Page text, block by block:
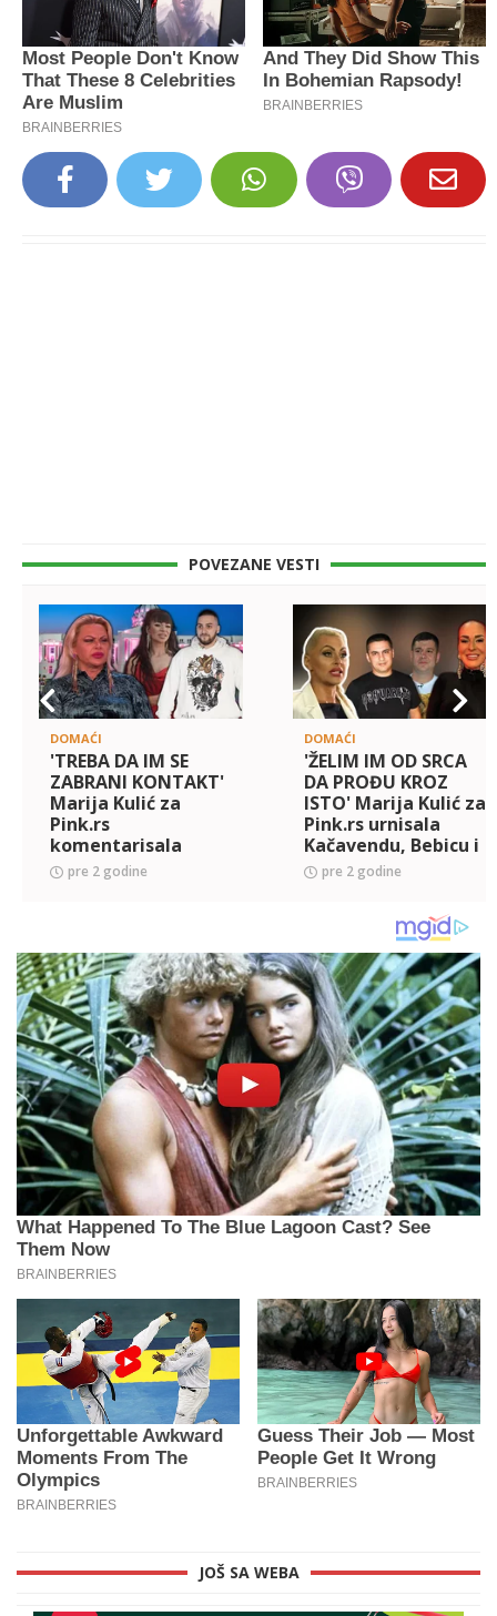
POVEZANE VESTI
DOMAĆI
'TREBA DA IM SE
ZABRANI KONTAKT'
Marija Kulić za
Pink.rs
komentarisala
HAOS između
Miljane i Zole,
prema njenoj ćerki,
p
pre 2 godine
DOMAĆI
'ŽELIM IM OD SRCA
DA PROĐU KROZ
ISTO' Marija Kulić za
Pink.rs urnisala
Kačavendu, Bebicu i
Ivana Marinkovića:
Tom monstrumu
pre 2 godine
JOŠ SA WEBA